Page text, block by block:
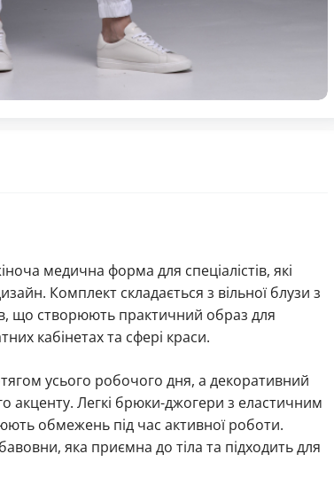
медична форма для спеціалістів, які
Комплект складається з вільної блузи з
що створюють практичний образ для
кабінетах та сфері краси.
усього робочого дня, а декоративний
акценту. Легкі брюки-джогери з еластичним
обмежень під час активної роботи.
яка приємна до тіла та підходить для